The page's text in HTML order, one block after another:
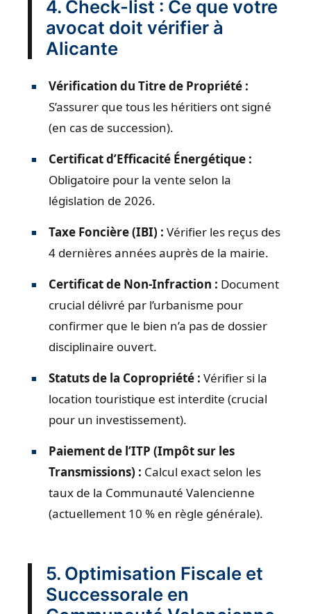
4. Check-list : Ce que votre
avocat doit vérifier à
Alicante
Vérification du Titre de Propriété :
S’assurer que tous les héritiers ont signé
(en cas de succession).
Certificat d’Efficacité Énergétique :
Obligatoire pour la vente selon la
législation de 2026.
Taxe Foncière (IBI) : Vérifier les reçus des
4 dernières années auprès de la mairie.
Certificat de Non-Infraction : Document
crucial délivré par l’urbanisme pour
confirmer que le bien n’a pas de dossier
disciplinaire ouvert.
Statuts de la Copropriété : Vérifier si la
location touristique est interdite (crucial
pour un investissement).
Paiement de l’ITP (Impôt sur les
Transmissions) : Calcul exact selon les
taux de la Communauté Valencienne
(actuellement 10 % en règle générale).
5. Optimisation Fiscale et
Successorale en